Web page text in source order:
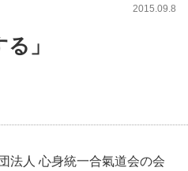
2015.09.8
」
法人 心身統一合氣道会の会